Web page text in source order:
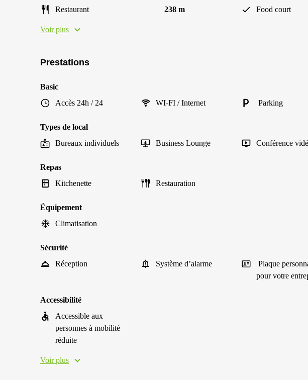
Restaurant 238 m Food court
Voir plus
Prestations
Basic
Accès 24h / 24
WI-FI / Internet Parking
Types de local
Bureaux individuels
Business Lounge Conférence
Repas
Kitchenette
Restauration
Équipement
Climatisation
Sécurité
Réception
Système d’alarme
Plaque
pour votre
Accessibilité
Accessible aux
personnes à mobilité
réduite
Voir plus